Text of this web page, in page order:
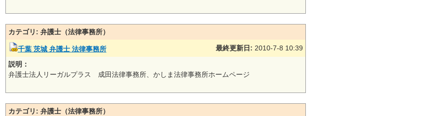
カテゴリ: 弁護士（法律事務所）
千葉 茨城 弁護士 法律事務所 最終更新日: 2010-7-8 10:39
説明：
弁護士法人リーガルプラス 成田法律事務所、かしま法律事務所ホームページ
カテゴリ: 弁護士（法律事務所）